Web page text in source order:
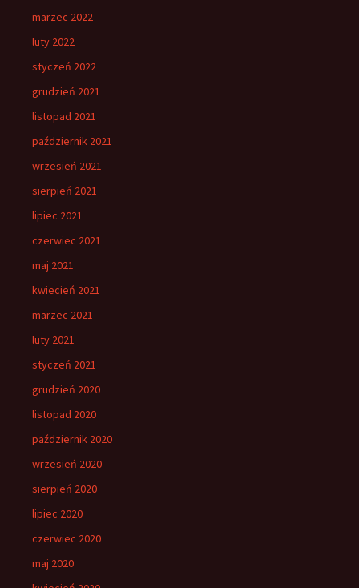
marzec 2022
luty 2022
styczeń 2022
grudzień 2021
listopad 2021
październik 2021
wrzesień 2021
sierpień 2021
lipiec 2021
czerwiec 2021
maj 2021
kwiecień 2021
marzec 2021
luty 2021
styczeń 2021
grudzień 2020
listopad 2020
październik 2020
wrzesień 2020
sierpień 2020
lipiec 2020
czerwiec 2020
maj 2020